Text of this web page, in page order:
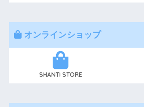
オンラインショップ
SHANTI STORE